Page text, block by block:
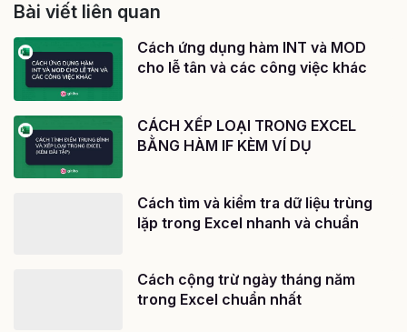
Bài viết liên quan
Cách ứng dụng hàm INT và MOD
cho lễ tân và các công việc khác
CÁCH XẾP LOẠI TRONG EXCEL
BẰNG HÀM IF KÈM VÍ DỤ
Cách tìm và kiểm tra dữ liệu trùng
lặp trong Excel nhanh và chuẩn
Cách cộng trừ ngày tháng năm
trong Excel chuẩn nhất